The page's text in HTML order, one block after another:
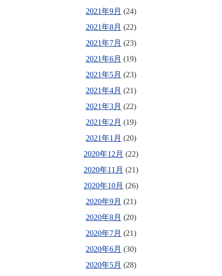
2021年9月 (24)
2021年8月 (22)
2021年7月 (23)
2021年6月 (19)
2021年5月 (23)
2021年4月 (21)
2021年3月 (22)
2021年2月 (19)
2021年1月 (20)
2020年12月 (22)
2020年11月 (21)
2020年10月 (26)
2020年9月 (21)
2020年8月 (20)
2020年7月 (21)
2020年6月 (30)
2020年5月 (28)